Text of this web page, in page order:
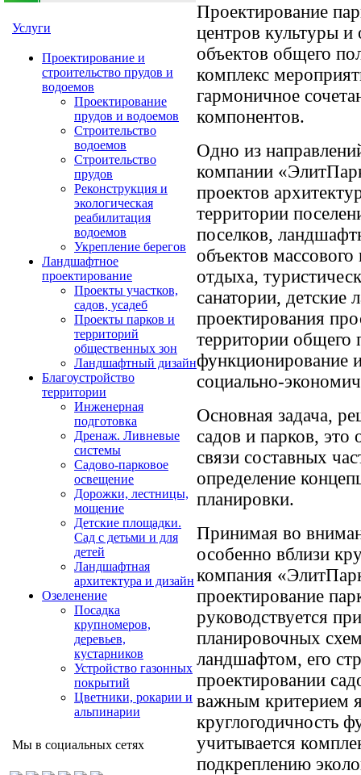
Услуги
Проектирование и
строительство прудов и
водоемов
Проектирование
прудов и водоемов
Строительство
водоемов
Строительство
прудов
Реконструкция и
экологическая
реабилитация
водоемов
Укрепление берегов
Ландшафтное
проектирование
Проекты участков,
садов, усадеб
Проекты парков и
территорий
общественных зон
Ландшафтный дизайн
Благоустройство
территории
Инженерная
подготовка
Дренаж. Ливневые
системы
Садово-парковое
освещение
Дорожки, лестницы,
мощение
Детские площадки.
Сад с детьми и для
детей
Ландшафтная
архитектура и дизайн
Озеленение
Посадка
крупномеров,
деревьев,
кустарников
Устройство газонных
покрытий
Цветники, рокарии и
альпинарии
Мы в социальных сетях
Проектирование
центров культуры
объектов общего
комплекс
гармоничное
компонентов.
Одно из
компании
проектов
территории
поселков,
объектов
отдыха,
санатории, детские
проектирования
территории общего
функционирование
социально-
Основная задача,
садов и парков, это
связи составных
определение
планировки.
Принимая во
особенно вблизи
компания
проектирование
руководствуется
планировочных
ландшафтом, его
проектировании
важным критерием
круглогодичность
учитывается
подкреплению